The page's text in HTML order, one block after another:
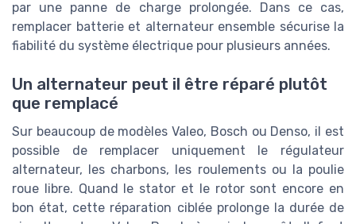
par une panne de charge prolongée. Dans ce cas,
remplacer batterie et alternateur ensemble sécurise la
fiabilité du système électrique pour plusieurs années.
Un alternateur peut il être réparé plutôt
que remplacé
Sur beaucoup de modèles Valeo, Bosch ou Denso, il est
possible de remplacer uniquement le régulateur
alternateur, les charbons, les roulements ou la poulie
roue libre. Quand le stator et le rotor sont encore en
bon état, cette réparation ciblée prolonge la durée de